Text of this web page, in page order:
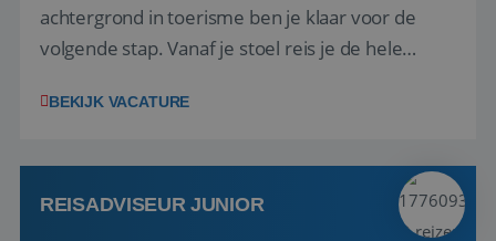
achtergrond in toerisme ben je klaar voor de
volgende stap. Vanaf je stoel reis je de hele
wensen van je team, je klant en wat er in de
klanten te overtuigen om die droomreis te
boeken! ...
BEKIJK VACATURE
REISADVISEUR JUNIOR